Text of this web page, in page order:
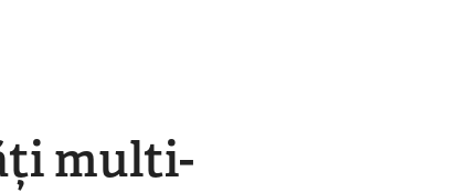
multi-